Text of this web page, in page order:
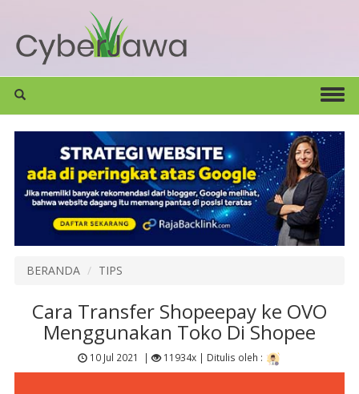
BERANDA TIPS
Cara Transfer Shopeepay ke OVO
Menggunakan Toko Di Shopee
10 Jul 2021 | 11934x | Ditulis oleh :